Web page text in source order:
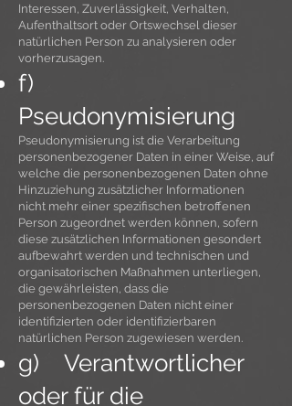
Interessen, Zuverlässigkeit, Verhalten,
Aufenthaltsort oder Ortswechsel dieser
natürlichen Person zu analysieren oder
vorherzusagen.
f)
Pseudonymisierung
Pseudonymisierung ist die Verarbeitung
personenbezogener Daten in einer Weise, auf
welche die personenbezogenen Daten ohne
Hinzuziehung zusätzlicher Informationen
nicht mehr einer spezifischen betroffenen
Person zugeordnet werden können, sofern
diese zusätzlichen Informationen gesondert
aufbewahrt werden und technischen und
organisatorischen Maßnahmen unterliegen,
die gewährleisten, dass die
personenbezogenen Daten nicht einer
identifizierten oder identifizierbaren
natürlichen Person zugewiesen werden.
g) Verantwortlicher
oder für die